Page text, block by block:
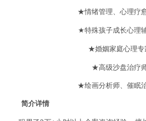
★情绪管理、心理疗
★特殊孩子成长心理
★婚姻家庭心理专
★高级沙盘治疗
★绘画分析师、催眠
简介详情